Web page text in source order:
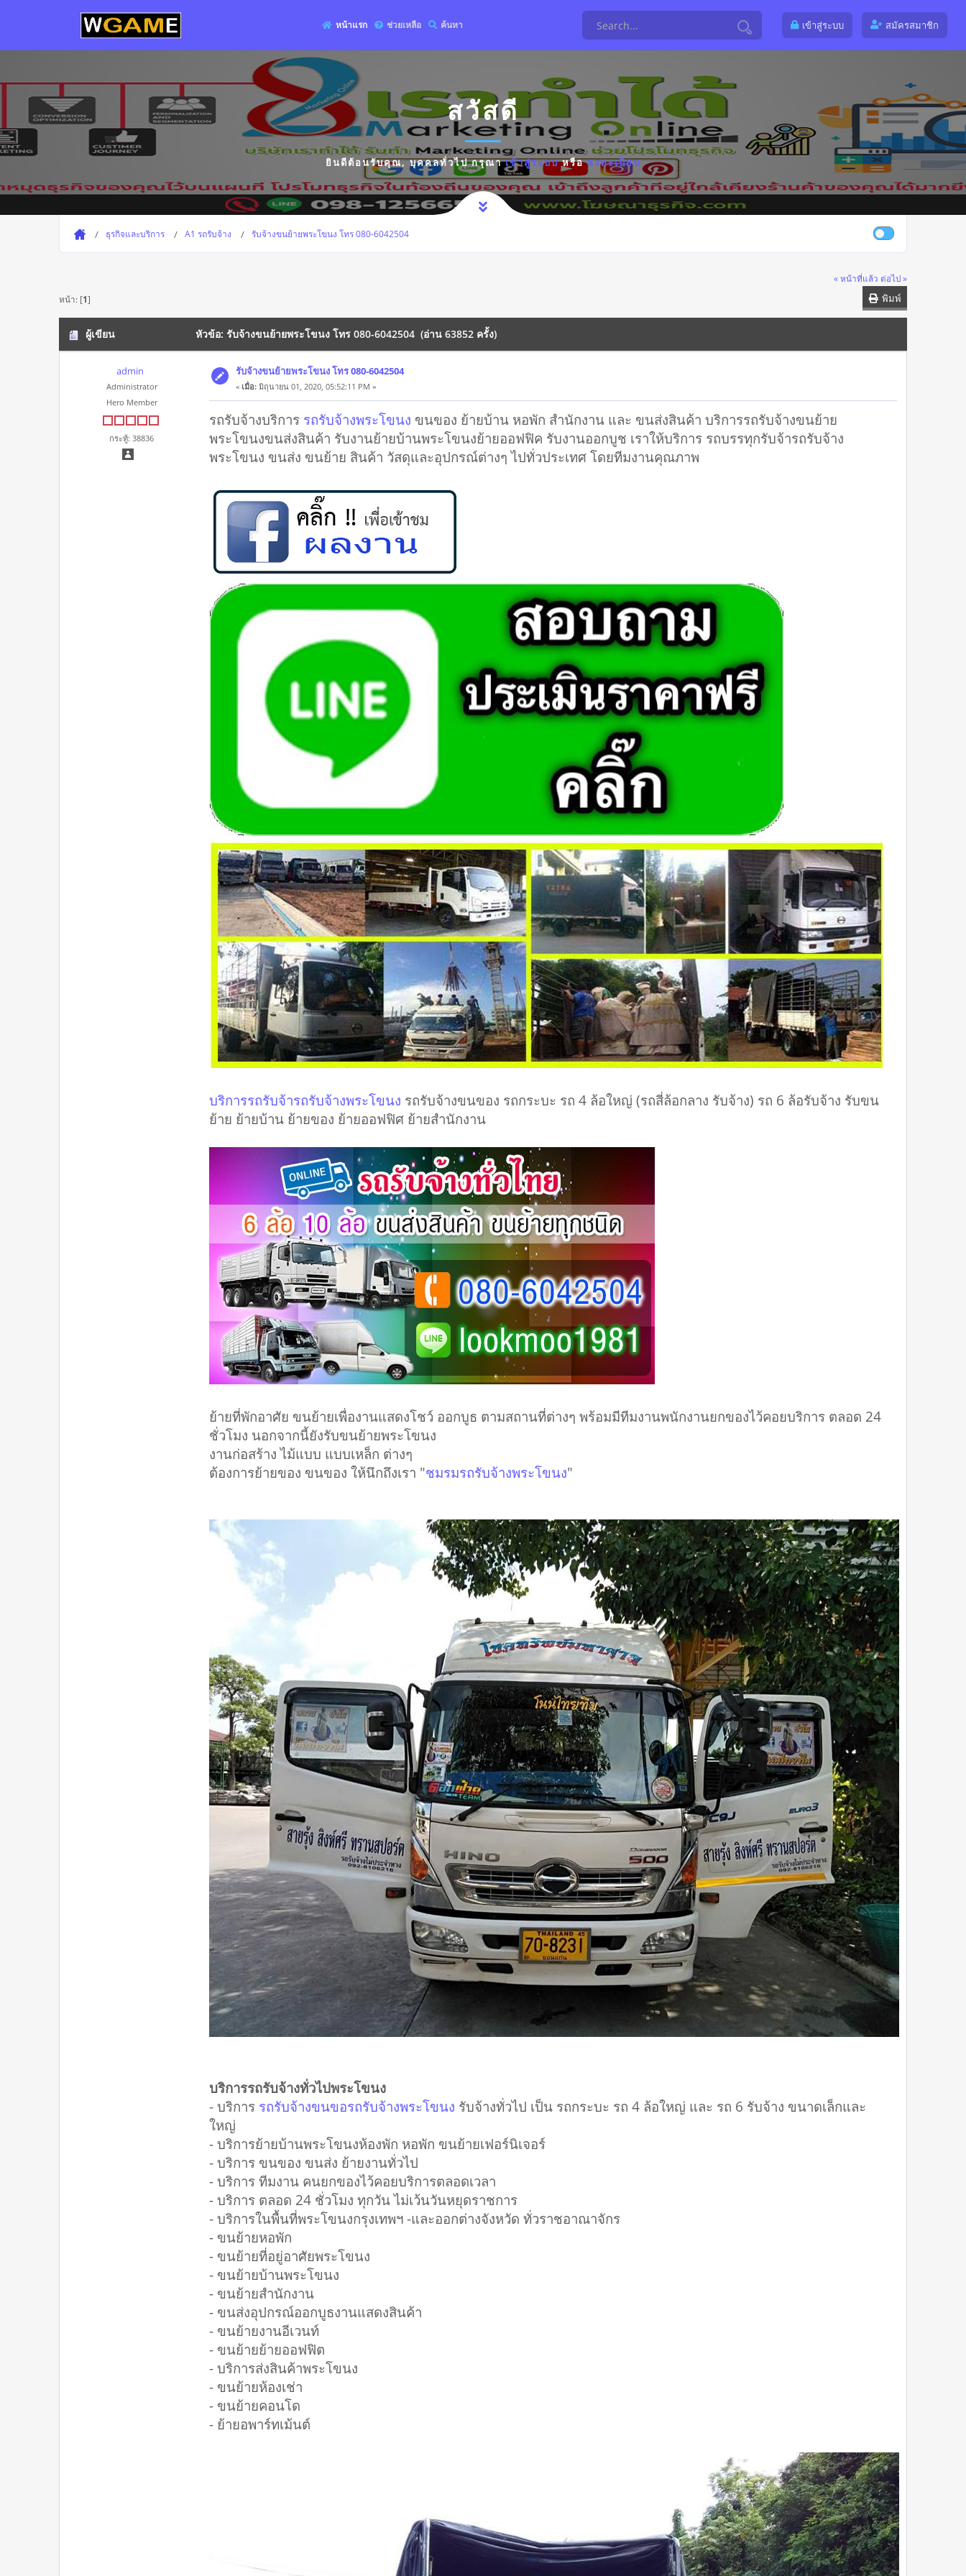
หน้าแรก ช่วยเหลือ ค้นหา เข้าสู่ระบบ สมัครสมาชิก
สวัสดี
ยินดีต้อนรับคุณ,บุคคลทั่วไปกรุณาเข้าสู่ระบบหรือลงทะเบียน
ธุรกิจและบริการ A1 รถรับจ้าง รับจ้างขนย้ายพระโขนง โทร 080-6042504
« หน้าที่แล้ว ต่อไป »
พิมพ์
หน้า: [1]
ผู้เขียน หัวข้อ: รับจ้างขนย้ายพระโขนง โทร 080-6042504 (อ่าน 63852 ครั้ง)
admin
Administrator
Hero Member
กระทู้: 38836
รับจ้างขนย้ายพระโขนง โทร 080-6042504
« เมื่อ:มิถุนายน 01, 2020, 05:52:11 PM »
รถรับจ้างบริการ รถรับจ้างพระโขนง ขนของ ย้ายบ้าน หอพัก สำนักงาน และ ขนส่งสินค้า บริการรถรับจ้างขนย้าย
พระโขนงขนส่งสินค้า รับงานย้ายบ้านพระโขนงย้ายออฟฟิค รับงานออกบูช เราให้บริการ รถบรรทุกรับจ้ารถรับจ้าง
พระโขนง ขนส่ง ขนย้าย สินค้า วัสดุและอุปกรณ์ต่างๆ ไปทั่วประเทศ โดยทีมงานคุณภาพ
บริการรถรับจ้ารถรับจ้างพระโขนง รถรับจ้างขนของ รถกระบะ รถ 4 ล้อใหญ่ (รถสี่ล้อกลาง รับจ้าง) รถ 6 ล้อรับจ้าง รับขน
ย้าย ย้ายบ้าน ย้ายของ ย้ายออฟฟิศ ย้ายสำนักงาน
ย้ายที่พักอาศัย ขนย้ายเพื่องานแสดงโชว์ ออกบูธ ตามสถานที่ต่างๆ พร้อมมีทีมงานพนักงานยกของไว้คอยบริการ ตลอด 24
ชั่วโมง นอกจากนี้ยังรับขนย้ายพระโขนง
งานก่อสร้าง ไม้แบบ แบบเหล็ก ต่างๆ
ต้องการย้ายของ ขนของ ให้นึกถึงเรา "ชมรมรถรับจ้างพระโขนง"
บริการรถรับจ้างทั่วไปพระโขนง
- บริการ รถรับจ้างขนขอรถรับจ้างพระโขนง รับจ้างทั่วไป เป็น รถกระบะ รถ 4 ล้อใหญ่ และ รถ 6 รับจ้าง ขนาดเล็กและ
ใหญ่
- บริการย้ายบ้านพระโขนงห้องพัก หอพัก ขนย้ายเฟอร์นิเจอร์
- บริการ ขนของ ขนส่ง ย้ายงานทั่วไป
- บริการ ทีมงาน คนยกของไว้คอยบริการตลอดเวลา
- บริการ ตลอด 24 ชั่วโมง ทุกวัน ไม่เว้นวันหยุดราชการ
- บริการในพื้นที่พระโขนงกรุงเทพฯ -และออกต่างจังหวัด ทั่วราชอาณาจักร
- ขนย้ายหอพัก
- ขนย้ายที่อยู่อาศัยพระโขนง
- ขนย้ายบ้านพระโขนง
- ขนย้ายสำนักงาน
- ขนส่งอุปกรณ์ออกบูธงานแสดงสินค้า
- ขนย้ายงานอีเวนท์
- ขนย้ายย้ายออฟฟิต
- บริการส่งสินค้าพระโขนง
- ขนย้ายห้องเช่า
- ขนย้ายคอนโด
- ย้ายอพาร์ทเม้นต์